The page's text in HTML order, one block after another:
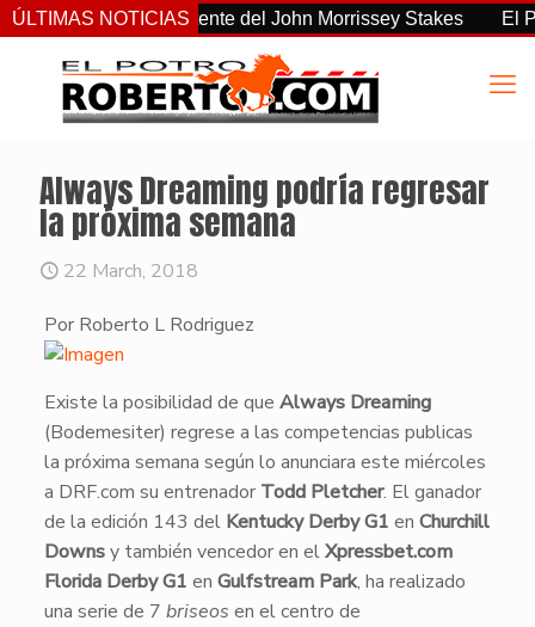
ÚLTIMAS NOTICIAS
el más consistente del John Morrissey Stakes El
Always Dreaming podría regresar
la próxima semana
22 March, 2018
Por Roberto L Rodriguez
​Existe la posibilidad de que Always Dreaming
(Bodemesiter) regrese a las competencias publicas
la próxima semana según lo anunciara este miércoles
a DRF.com su entrenador Todd Pletcher. El ganador
de la edición 143 del Kentucky Derby G1 en Churchill
Downsy también vencedor en elXpressbet.com
Florida Derby G1 en Gulfstream Park, ha realizado
una serie de 7 briseos en el centro de